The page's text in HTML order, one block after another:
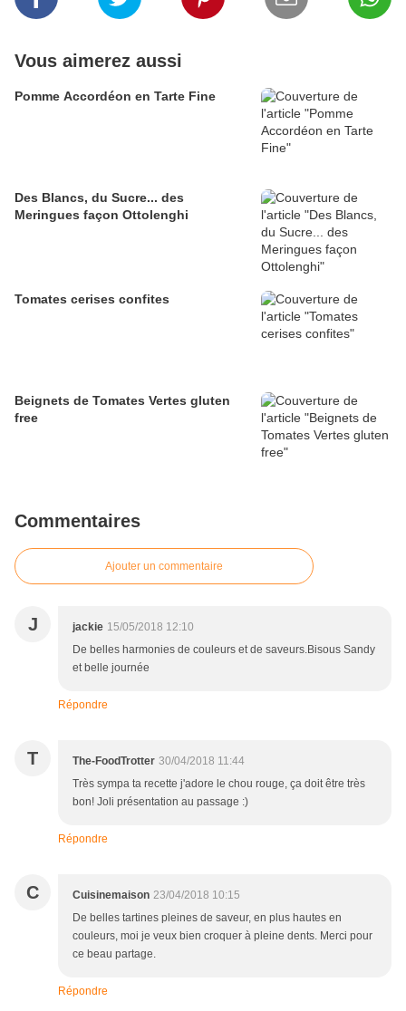
Vous aimerez aussi
Pomme Accordéon en Tarte Fine
Des Blancs, du Sucre... des
Meringues façon Ottolenghi
Tomates cerises confites
Beignets de Tomates Vertes gluten
free
Commentaires
Ajouter un commentaire
J jackie 15/05/2018 12:10
De belles harmonies de couleurs et de saveurs.Bisous Sandy
et belle journée
Répondre
T The-FoodTrotter 30/04/2018 11:44
Très sympa ta recette j'adore le chou rouge, ça doit être très
bon! Joli présentation au passage :)
Répondre
C Cuisinemaison 23/04/2018 10:15
De belles tartines pleines de saveur, en plus hautes en
couleurs, moi je veux bien croquer à pleine dents. Merci pour
ce beau partage.
Répondre